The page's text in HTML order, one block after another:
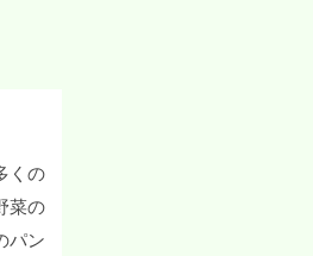
くの
菜の
パン